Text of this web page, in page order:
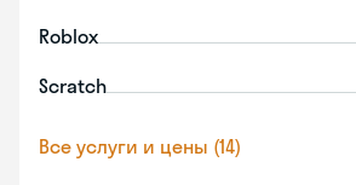
Roblox
Scratch
Все услуги и цены (14)